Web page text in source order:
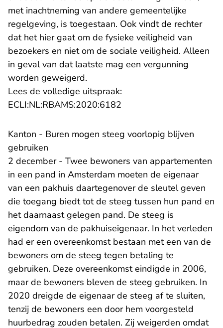
met inachtneming van andere gemeentelijke
regelgeving, is toegestaan. Ook vindt de rechter
dat het hier gaat om de fysieke veiligheid van
bezoekers en niet om de sociale veiligheid. Alleen
in geval van dat laatste mag een vergunning
worden geweigerd.
Lees de volledige uitspraak:
ECLI:NL:RBAMS:2020:6182
Kanton - Buren mogen steeg voorlopig blijven
gebruiken
2 december - Twee bewoners van appartementen
in een pand in Amsterdam moeten de eigenaar
van een pakhuis daartegenover de sleutel geven
die toegang biedt tot de steeg tussen hun pand en
het daarnaast gelegen pand. De steeg is
eigendom van de pakhuiseigenaar. In het verleden
had er een overeenkomst bestaan met een van de
bewoners om de steeg tegen betaling te
gebruiken. Deze overeenkomst eindigde in 2006,
maar de bewoners bleven de steeg gebruiken. In
2020 dreigde de eigenaar de steeg af te sluiten,
tenzij de bewoners een door hem voorgesteld
huurbedrag zouden betalen. Zij weigerden omdat